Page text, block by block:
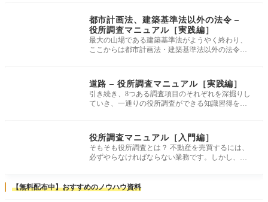
都市計画法、建築基準法以外の法令 –
役所調査マニュアル［実践編］
最大の山場である建築基準法がようやく終わり、
ここからは都市計画法・建築基準法以外の法令に
道路 – 役所調査マニュアル［実践編］
引き続き、8つある調査項目のそれぞれを深掘りし
ていき、一通りの役所調査ができる知識習得を目
役所調査マニュアル［入門編］
そもそも役所調査とは？ 不動産を売買するには、
必ずやらなければならない業務です。しかし、い
【無料配布中】おすすめのノウハウ資料